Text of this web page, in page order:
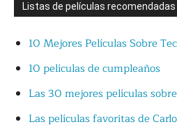
Listas de películas recomendadas
10 Mejores Películas Sobre
10 películas de cumpleaños
Las 30 mejores películas
Las películas favoritas de